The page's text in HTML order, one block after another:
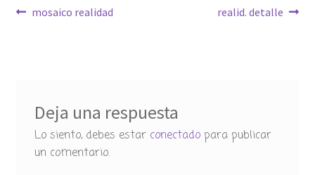
Navegación
Anterior:
mosaico realidad Siguiente:
realid. detalle
Deja una respuesta
Lo siento, debes estar conectadopara publicar
un comentario.